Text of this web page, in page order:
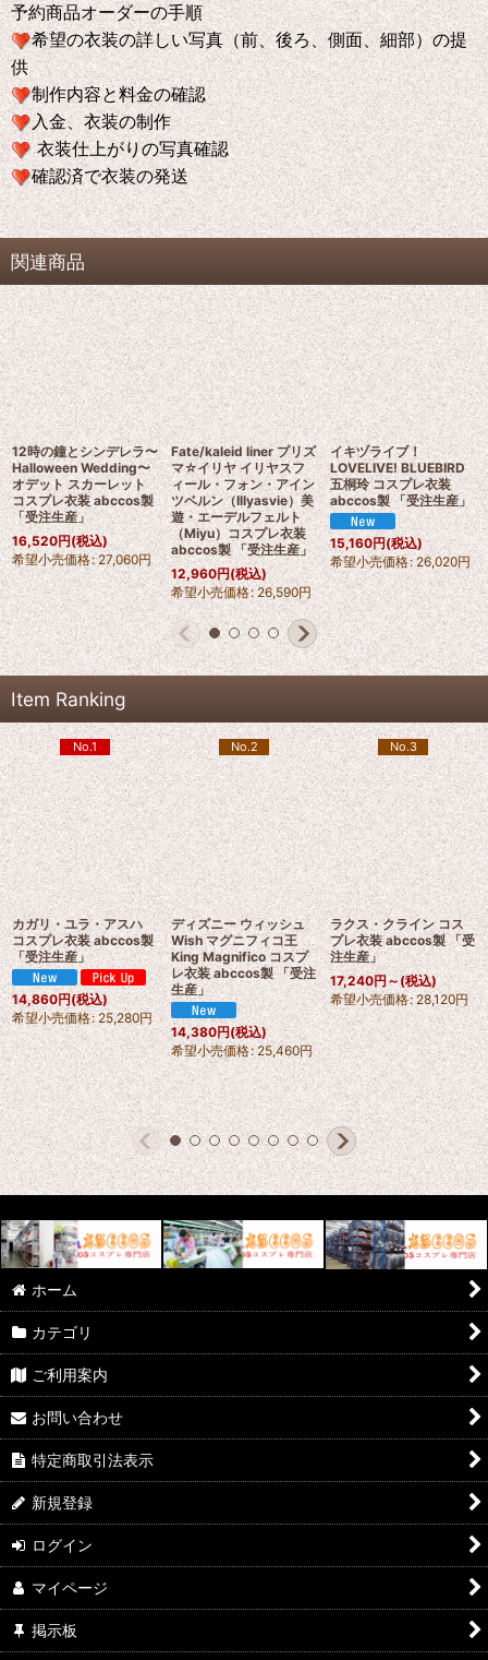
予約商品オーダーの手順
希望の衣装の詳しい写真（前、後ろ、側面、細部）の提
供
制作内容と料金の確認
入金、衣装の制作
衣装仕上がりの写真確認
確認済で衣装の発送
関連商品
12時の鐘とシンデレラ〜
Halloween Wedding〜
オデット スカーレット
コスプレ衣装 abccos製
「受注生産」
16,520円(税込)
希望小売価格: 27,060円
Fate/kaleid liner プリズ
マ☆イリヤ イリヤスフ
ィール・フォン・アイン
ツベルン（Illyasvie）美
遊・エーデルフェルト
（Miyu）コスプレ衣装
abccos製 「受注生産」
12,960円(税込)
希望小売価格: 26,590円
イキヅライブ！
LOVELIVE! BLUEBIRD
五桐玲 コスプレ衣装
abccos製 「受注生産」
15,160円(税込)
希望小売価格: 26,020円
Item Ranking
No.1
カガリ・ユラ・アスハ
コスプレ衣装 abccos製
「受注生産」
14,860円(税込)
希望小売価格: 25,280円
No.2
ディズニー ウィッシュ
Wish マグニフィコ王
King Magnifico コスプ
レ衣装 abccos製 「受注
生産」
14,380円(税込)
希望小売価格: 25,460円
No.3
ラクス・クライン コス
プレ衣装 abccos製 「受
注生産」
17,240円～(税込)
希望小売価格: 28,120円
ホーム
カテゴリ
ご利用案内
お問い合わせ
特定商取引法表示
新規登録
ログイン
マイページ
掲示板